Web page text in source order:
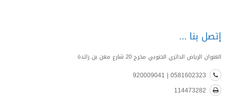
إتصل بنا
العنوان الرياض الدائري الجنوبي مخرج 20 شارع معن بن زائدة
0581602323 | 920009041
114473282